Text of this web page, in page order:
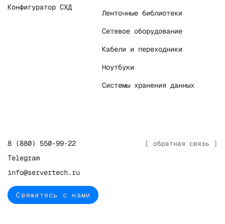
Конфигуратор СХД
Ленточные библиотеки
Сетевое оборудование
Кабели и переходники
Ноутбуки
Системы хранения данных
[ обратная связь ]
8 (880) 550-99-22
Telegram
info@servertech.ru
Свяжитесь с нами